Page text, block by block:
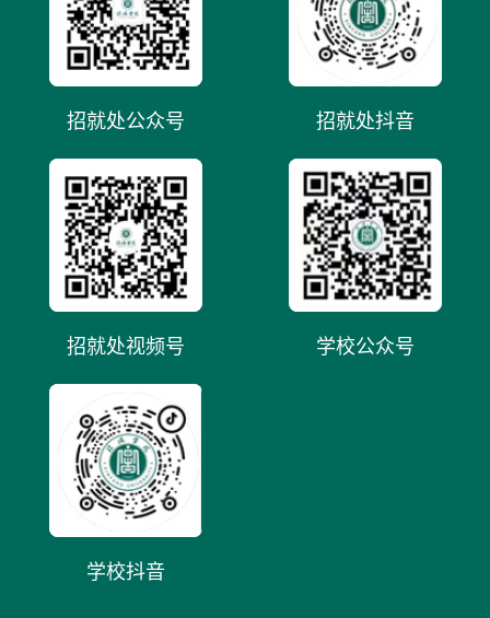
招就处公众号 招就处抖音
招就处视频号 学校公众号
学校抖音